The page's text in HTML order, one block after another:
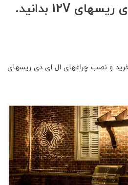
7 نکته‎ای که باید پیش از خرید و نصب چراغ‎های ال ای دی ریسه‎ای